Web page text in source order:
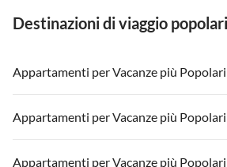
Destinazioni di viaggio
Appartamenti per Vacanze più
Appartamenti per Vacanze in Italia
Appartamenti per Vacanze in Liguria
Appartamenti per Vacanze più
Appartamenti per Vacanze in Italia
Appartamenti per Vacanze più